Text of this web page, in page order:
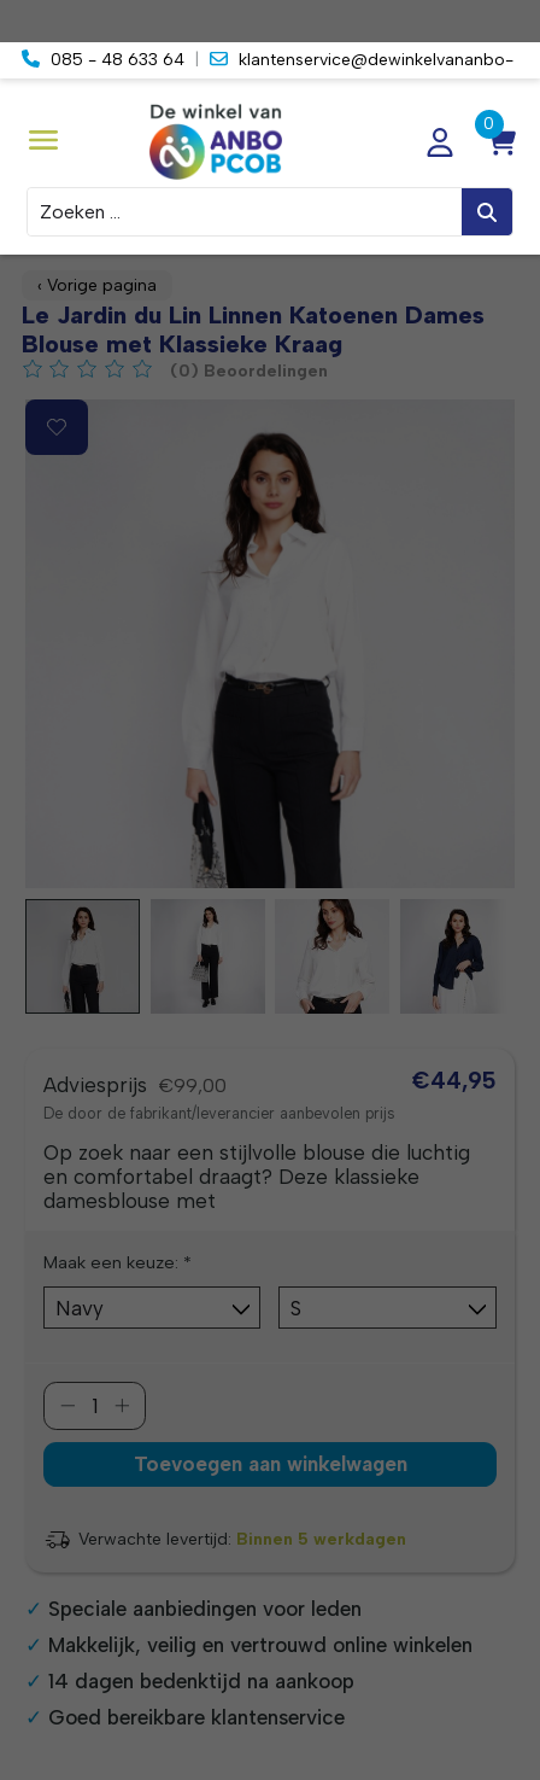
085 - 48 633 64
klantenservice@dewinkelvananbo-
Zoeken
‹ Vorige pagina
Le Jardin du Lin Linnen Katoenen Dames
Blouse met Klassieke Kraag
De beoordeling van dit product is0van de 5
(0) Beoordelingen
Product image slideshow Items
Adviesprijs €99,00
De door de fabrikant/leverancier aanbevolen prijs
€44,95
Op zoek naar een stijlvolle blouse die luchtig
en comfortabel draagt? Deze klassieke
damesblouse met
Maak een keuze: *
Toevoegen aan winkelwagen
Verwachte levertijd: Binnen 5 werkdagen
Speciale aanbiedingen voor leden
Makkelijk, veilig en vertrouwd online winkelen
14 dagen bedenktijd na aankoop
Goed bereikbare klantenservice